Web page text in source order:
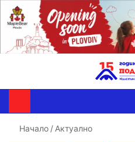
Начало / Актуално